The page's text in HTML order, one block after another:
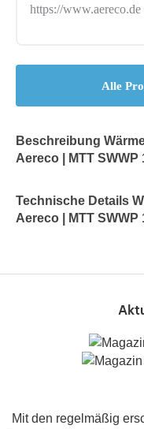
https://www.aereco.de
Alle
Beschreibung
Aereco | MTT SWWP
Technische Details
Aereco | MTT SWWP
Mit den regelmäßig